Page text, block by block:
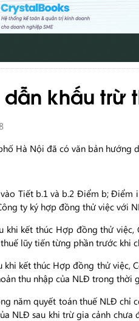
khấu trừ
Hà Nội đã có văn bản
Tiết b.1 và b.2 Điểm b; Điểm
ty ký hợp đồng thử việc với
khi kết thúc Hợp đồng thử
lũy tiến từng phần trước khi
khi kết thúc Hợp đồng thử việc,
thu nhập của NLĐ trong thời
năm quyết toán thuế NLĐ chỉ
NLĐ sau khi trừ gia cảnh